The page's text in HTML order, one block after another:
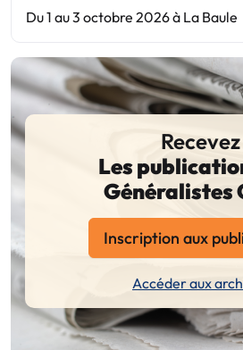
Du 1 au 3 octobre 2026 à La Baule
Recevez
Les
Généralistes
Inscription aux
Accéder aux